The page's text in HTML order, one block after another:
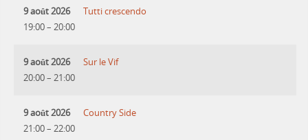
9 août 2026
19:00– 20:00
Tutti crescendo
9 août 2026
20:00– 21:00
Sur le Vif
9 août 2026
21:00– 22:00
Country Side